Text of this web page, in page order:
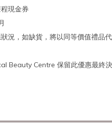
現金券
況，如缺貨，將以同等價值禮品代
Beauty Centre 保留此優惠最終決